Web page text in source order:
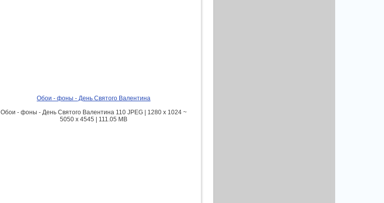
Обои - фоны - День Святого Валентина
Обои - фоны - День Святого Валентина 110 JPEG | 1280 x 1024 ~
5050 x 4545 | 111.05 MB